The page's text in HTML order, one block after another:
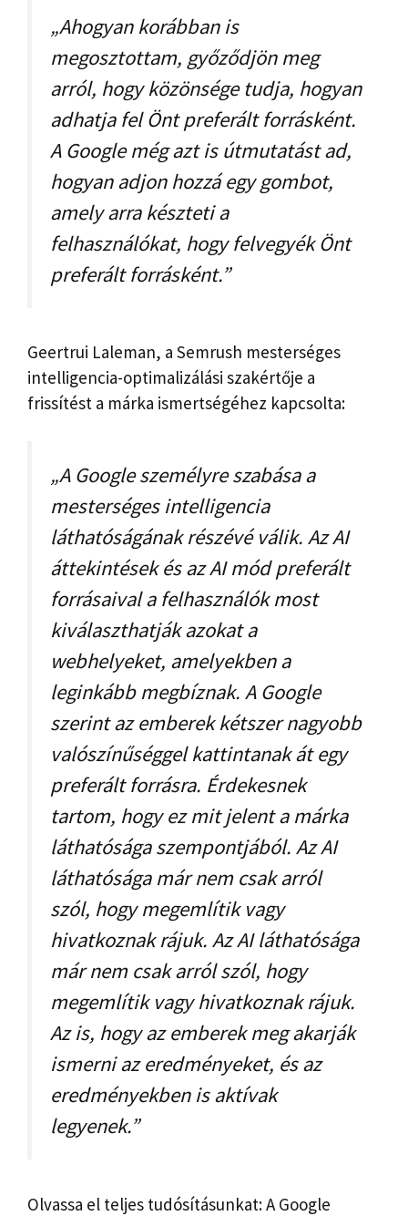
„Ahogyan korábban is
megosztottam, győződjön meg
arról, hogy közönsége tudja, hogyan
adhatja fel Önt preferált forrásként.
A Google még azt is útmutatást ad,
hogyan adjon hozzá egy gombot,
amely arra készteti a
felhasználókat, hogy felvegyék Önt
preferált forrásként.”
Geertrui Laleman, a Semrush mesterséges
intelligencia-optimalizálási szakértője a
frissítést a márka ismertségéhez kapcsolta:
„A Google személyre szabása a
mesterséges intelligencia
láthatóságának részévé válik. Az AI
áttekintések és az AI mód preferált
forrásaival a felhasználók most
kiválaszthatják azokat a
webhelyeket, amelyekben a
leginkább megbíznak. A Google
szerint az emberek kétszer nagyobb
valószínűséggel kattintanak át egy
preferált forrásra. Érdekesnek
tartom, hogy ez mit jelent a márka
láthatósága szempontjából. Az AI
láthatósága már nem csak arról
szól, hogy megemlítik vagy
hivatkoznak rájuk. Az AI láthatósága
már nem csak arról szól, hogy
megemlítik vagy hivatkoznak rájuk.
Az is, hogy az emberek meg akarják
ismerni az eredményeket, és az
eredményekben is aktívak
legyenek.”
Olvassa el teljes tudósításunkat: A Google